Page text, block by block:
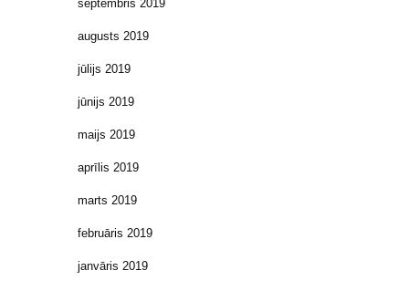
septembris 2019
augusts 2019
jūlijs 2019
jūnijs 2019
maijs 2019
aprīlis 2019
marts 2019
februāris 2019
janvāris 2019